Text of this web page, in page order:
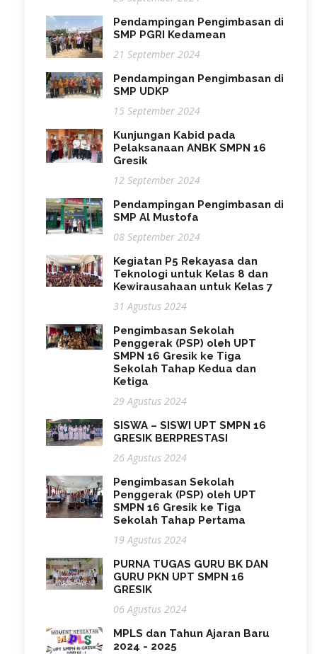
Pendampingan Pengimbasan di
SMP PGRI Kedamean
21 September 2024
Pendampingan Pengimbasan di
SMP UDKP
15 September 2024
Kunjungan Kabid pada
Pelaksanaan ANBK SMPN 16
Gresik
12 September 2024
Pendampingan Pengimbasan di
SMP Al Mustofa
08 September 2024
Kegiatan P5 Rekayasa dan
Teknologi untuk Kelas 8 dan
Kewirausahaan untuk Kelas 7
31 Agustus 2024
Pengimbasan Sekolah
Penggerak (PSP) oleh UPT
SMPN 16 Gresik ke Tiga
Sekolah Tahap Kedua dan
Ketiga
29 Agustus 2024
SISWA – SISWI UPT SMPN 16
GRESIK BERPRESTASI
26 Agustus 2024
Pengimbasan Sekolah
Penggerak (PSP) oleh UPT
SMPN 16 Gresik ke Tiga
Sekolah Tahap Pertama
19 Agustus 2024
PURNA TUGAS GURU BK DAN
GURU PKN UPT SMPN 16
GRESIK
06 Agustus 2024
MPLS dan Tahun Ajaran Baru
2024 - 2025